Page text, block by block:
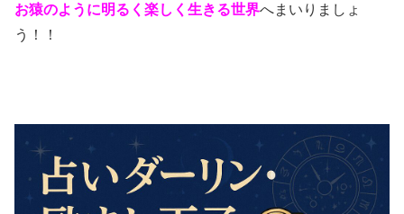
お猿のように明るく楽しく生きる世界へまいりましょ
う！！